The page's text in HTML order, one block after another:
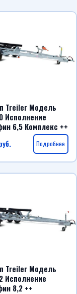
Treiler Модель
Исполнение
6,5 Комплекс ++
Подробнее
Treiler Модель
Исполнение
8,2 ++